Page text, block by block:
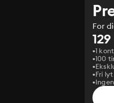
For
1
100
Fri